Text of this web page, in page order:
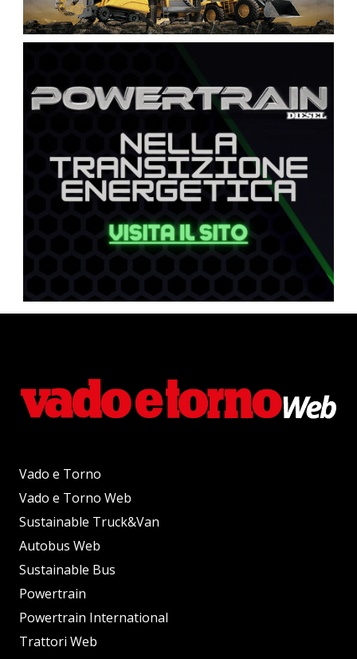
Vado e Torno
Vado e Torno Web
Sustainable Truck&Van
Autobus Web
Sustainable Bus
Powertrain
Powertrain International
Trattori Web